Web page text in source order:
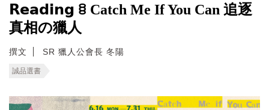
𝗥𝗲𝗮𝗱𝗶𝗻𝗴 ꊞ Catch Me If You Can 追逐
真相の獵人
撰文 SR 獵人公會長 冬陽
誠品選書